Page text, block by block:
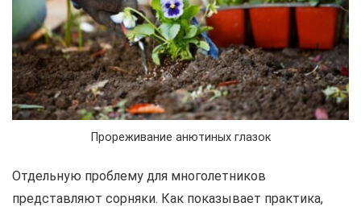
Прореживание анютиных глазок
Отдельную проблему для многолетников
представляют сорняки. Как показывает практика,